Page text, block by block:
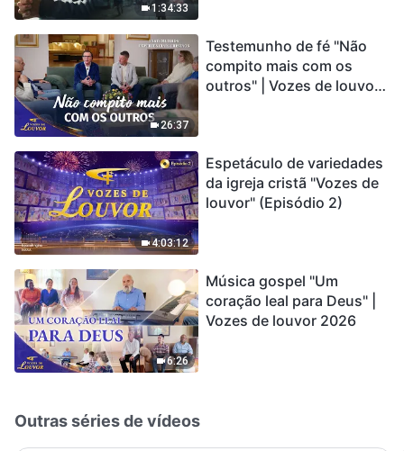
1:34:33
catástrofes ccontecem, a
humanidade está
entrando em contagem
26:37
Testemunho de fé "Não
compito mais com os
outros" | Vozes de louvor
4:03:12
Espetáculo de variedades
da igreja cristã "Vozes de
louvor" (Episódio 2)
6:26
Música gospel "Um
coração leal para Deus" |
Vozes de louvor 2026
Outras séries de vídeos